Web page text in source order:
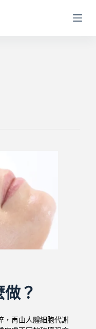
？
，再由人體細胞代謝